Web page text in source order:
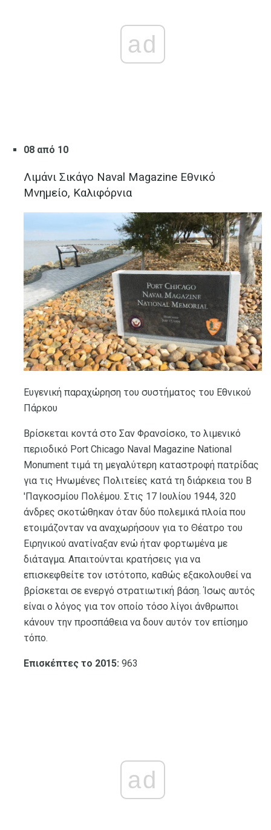
ad
08 από 10
Λιμάνι Σικάγο Naval Magazine Εθνικό
Μνημείο, Καλιφόρνια
Ευγενική παραχώρηση του συστήματος του Εθνικού
Πάρκου
Βρίσκεται κοντά στο Σαν Φρανσίσκο, το λιμενικό
περιοδικό Port Chicago Naval Magazine National
Monument τιμά τη μεγαλύτερη καταστροφή πατρίδας
για τις Ηνωμένες Πολιτείες κατά τη διάρκεια του Β
'Παγκοσμίου Πολέμου. Στις 17 Ιουλίου 1944, 320
άνδρες σκοτώθηκαν όταν δύο πολεμικά πλοία που
ετοιμάζονταν να αναχωρήσουν για το Θέατρο του
Ειρηνικού ανατίναξαν ενώ ήταν φορτωμένα με
διάταγμα. Απαιτούνται κρατήσεις για να
επισκεφθείτε τον ιστότοπο, καθώς εξακολουθεί να
βρίσκεται σε ενεργό στρατιωτική βάση. Ίσως αυτός
είναι ο λόγος για τον οποίο τόσο λίγοι άνθρωποι
κάνουν την προσπάθεια να δουν αυτόν τον επίσημο
τόπο.
Επισκέπτες το 2015: 963
ad